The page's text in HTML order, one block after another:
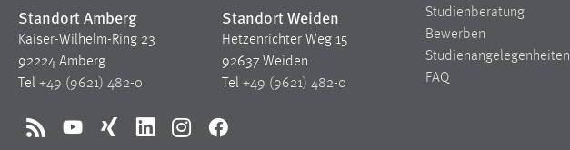
Standort Amberg
Kaiser-Wilhelm-Ring 23
92224 Amberg
Tel +49 (9621) 482-0
Standort Weiden
Hetzenrichter Weg 15
92637 Weiden
Tel +49 (9621) 482-0
RSS YouTubeXing LinkedInInstagramFacebook
Studienberatung
Bewerben
Studienangelegenheiten
FAQ
Zweck:
Das Cookie speichert die gewählte
Sprache der Website.
Cookie Laufzeit: